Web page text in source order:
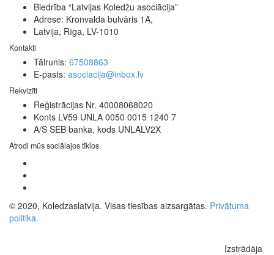
Biedrība “Latvijas Koledžu asociācija”
Adrese: Kronvalda bulvāris 1A,
Latvija, Rīga, LV-1010
Kontakti
Tālrunis: 67508863
E-pasts: asociacija@inbox.lv
Rekvizīti
Reģistrācijas Nr. 40008068020
Konts LV59 UNLA 0050 0015 1240 7
A/S SEB banka, kods UNLALV2X
Atrodi mūs sociālajos tīklos
© 2020, Koledzaslatvija. Visas tiesības aizsargātas. Privātuma
politika.
Izstrādāja